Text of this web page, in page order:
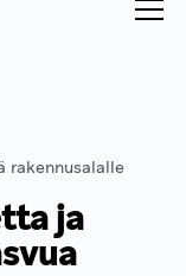
rakennusalalle
ja